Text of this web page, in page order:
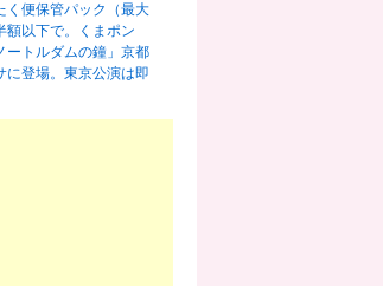
く便保管パック（最大
額以下で。くまポン
ートルダムの鐘」京都
に登場。東京公演は即